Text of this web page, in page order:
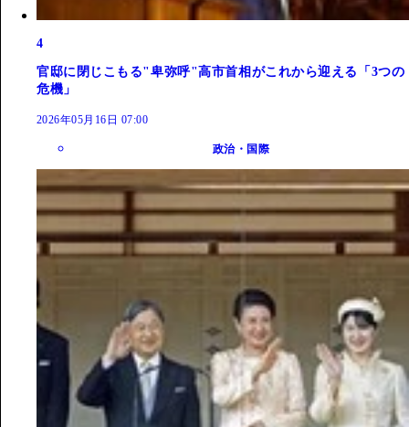
4
官邸に閉じこもる"卑弥呼"高市首相がこれから迎える「3つの
危機」
2026年05月16日 07:00
政治・国際